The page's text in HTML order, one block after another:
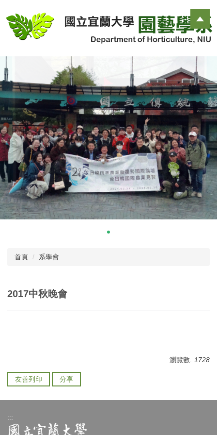
到
主
容
區
首頁 系學會
2017中秋晚會
瀏覽數: 1728
友善列印 分享
:::